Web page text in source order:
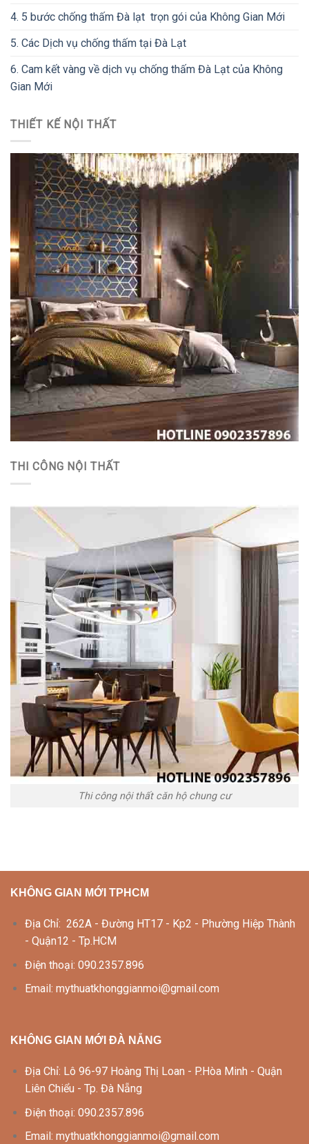
4. 5 bước chống thấm Đà lạt trọn gói của Không Gian Mới
5. Các Dịch vụ chống thấm tại Đà Lạt
6. Cam kết vàng về dịch vụ chống thấm Đà Lạt của Không
Gian Mới
THIẾT KẾ NỘI THẤT
THI CÔNG NỘI THẤT
Thi công nội thất căn hộ chung cư
KHÔNG GIAN MỚI TPHCM
Địa Chỉ: 262A - Đường HT17 - Kp2 - Phường Hiệp Thành
- Quận12 - Tp.HCM
Điện thoại: 090.2357.896
Email: mythuatkhonggianmoi@gmail.com
KHÔNG GIAN MỚI ĐÀ NẴNG
Địa Chỉ: Lô 96-97 Hoàng Thị Loan - P.Hòa Minh - Quận
Liên Chiểu - Tp. Đà Nẵng
Điện thoại: 090.2357.896
Email: mythuatkhonggianmoi@gmail.com